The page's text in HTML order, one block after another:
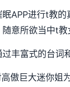
APP进行t教
意所欲当中t教
丰富式的台词
傲巨大迷你姐